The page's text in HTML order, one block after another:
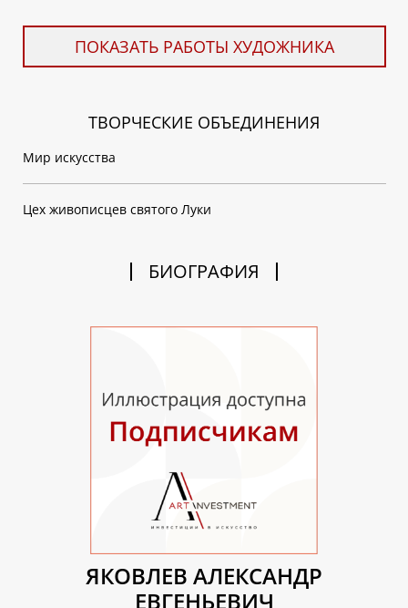
ПОКАЗАТЬ РАБОТЫ ХУДОЖНИКА
ТВОРЧЕСКИЕ ОБЪЕДИНЕНИЯ
Мир искусства
Цех живописцев святого Луки
БИОГРАФИЯ
ЯКОВЛЕВ АЛЕКСАНДР
ЕВГЕНЬЕВИЧ